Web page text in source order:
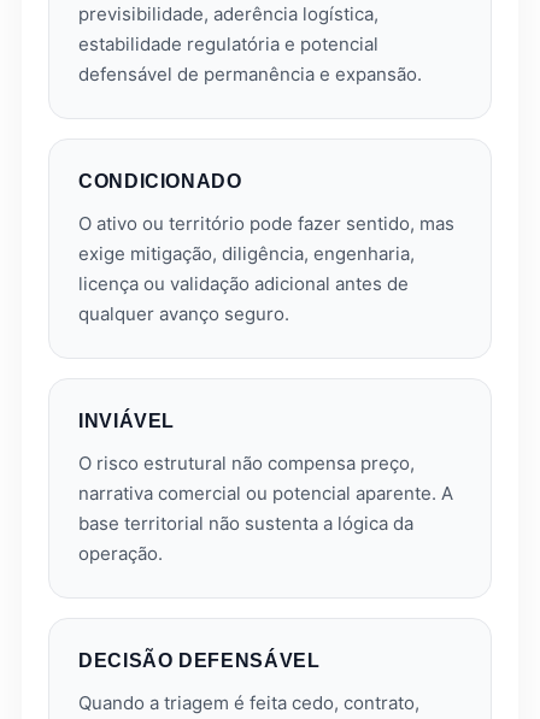
previsibilidade, aderência logística,
estabilidade regulatória e potencial
defensável de permanência e expansão.
CONDICIONADO
O ativo ou território pode fazer sentido, mas
exige mitigação, diligência, engenharia,
licença ou validação adicional antes de
qualquer avanço seguro.
INVIÁVEL
O risco estrutural não compensa preço,
narrativa comercial ou potencial aparente. A
base territorial não sustenta a lógica da
operação.
DECISÃO DEFENSÁVEL
Quando a triagem é feita cedo, contrato,